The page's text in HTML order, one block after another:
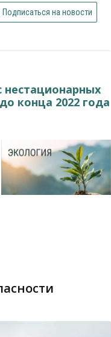
Подписаться на новости
конца 2022 года